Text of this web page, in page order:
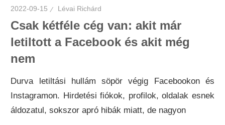
2022-09-15 Lévai Richárd
Csak kétféle cég van: akit már
letiltott a Facebook és akit még
nem
Durva letiltási hullám söpör végig Facebookon és
Instagramon. Hirdetési fiókok, profilok, oldalak esnek
áldozatul, sokszor apró hibák miatt, de nagyon